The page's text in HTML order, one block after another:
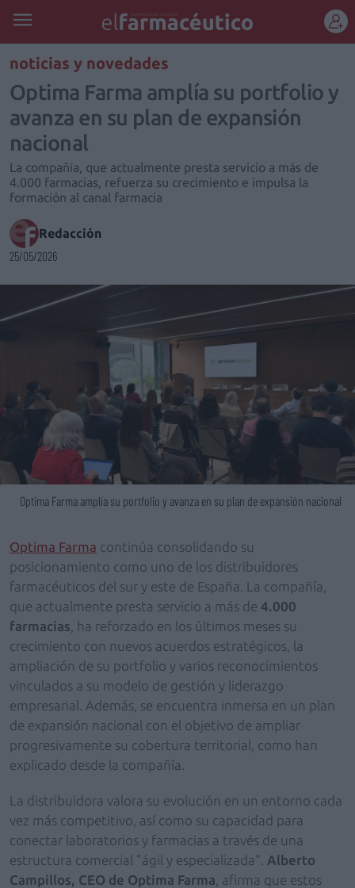
REGÍSTRATE
noticias y novedades
Optima Farma amplía su portfolio y
avanza en su plan de expansión
nacional
La compañía, que actualmente presta servicio a más de
4.000 farmacias, refuerza su crecimiento e impulsa la
formación al canal farmacia
Redacción
25/05/2026
Optima Farma amplía su portfolio y avanza en su plan de expansión nacional
Optima Farma continúa consolidando su
posicionamiento como uno de los distribuidores
farmacéuticos del sur y este de España. La compañía,
que actualmente presta servicio a más de 4.000
farmacias , ha reforzado en los últimos meses su
crecimiento con nuevos acuerdos estratégicos, la
ampliación de su portfolio y varios reconocimientos
vinculados a su modelo de gestión y liderazgo
empresarial. Además, se encuentra inmersa en un plan
de expansión nacional con el objetivo de ampliar
progresivamente su cobertura territorial, como han
explicado desde la compañía.
La distribuidora valora su evolución en un entorno cada
vez más competitivo, así como su capacidad para
conectar laboratorios y farmacias a través de una
estructura comercial "ágil y especializada". Alberto
Campillos, CEO de Optima Farma , afirma que estos